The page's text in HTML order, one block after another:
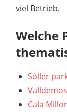
viel Betrieb.
Welche
Sóller
Cala